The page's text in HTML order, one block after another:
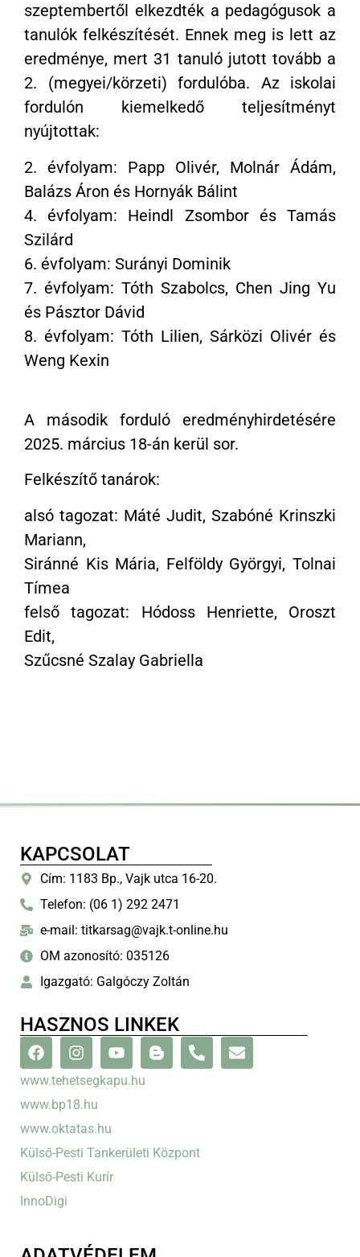
szeptembertől elkezdték a pedagógusok a
tanulók felkészítését. Ennek meg is lett az
eredménye, mert 31 tanuló jutott tovább a
2. (megyei/körzeti) fordulóba. Az iskolai
fordulón kiemelkedő teljesítményt
nyújtottak:
2. évfolyam: Papp Olivér, Molnár Ádám,
Balázs Áron és Hornyák Bálint
4. évfolyam: Heindl Zsombor és Tamás
Szilárd
6. évfolyam: Surányi Dominik
7. évfolyam: Tóth Szabolcs, Chen Jing Yu
és Pásztor Dávid
8. évfolyam: Tóth Lilien, Sárközi Olivér és
Weng Kexin
A második forduló eredményhirdetésére
2025. március 18-án kerül sor.
Felkészítő tanárok:
alsó tagozat: Máté Judit, Szabóné Krinszki
Mariann,
Siránné Kis Mária, Felföldy Györgyi, Tolnai
Tímea
felső tagozat: Hódoss Henriette, Oroszt
Edit,
Szűcsné Szalay Gabriella
KAPCSOLAT
Cím: 1183 Bp., Vajk utca 16-20.
Telefon: (06 1) 292 2471
e-mail: titkarsag@vajk.t-online.hu
OM azonosító: 035126
Igazgató: Galgóczy Zoltán
HASZNOS LINKEK
www.tehetsegkapu.hu
www.bp18.hu
www.oktatas.hu
Külső-Pesti Tankerületi Központ
Külső-Pesti Kurír
InnoDigi